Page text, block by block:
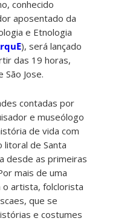
conhecido
aposentado da
e Etnologia
), será lançado
das 19 horas,
Jose.
contadas por
e museólogo
de vida com
litoral de Santa
desde as primeiras
mais de uma
o artista, folclorista
que se
e costumes